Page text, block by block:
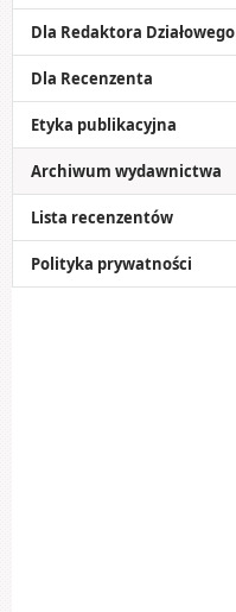
Dla Redaktora Działowego
Dla Recenzenta
Etyka publikacyjna
Archiwum wydawnictwa
Lista recenzentów
Polityka prywatności